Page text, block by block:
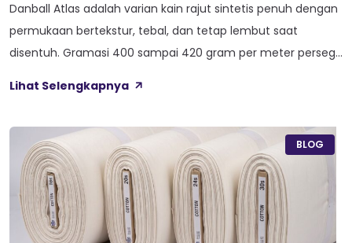
Danball Atlas adalah varian kain rajut sintetis penuh dengan
permukaan bertekstur, tebal, dan tetap lembut saat
disentuh. Gramasi 400 sampai 420 gram per meter persegi,
Anti Bacterial, dan Anti Kusut, membuat kain ini pas untuk
Nama Atlas boleh jadi belum […]
Lihat Selengkapnya
BLOG